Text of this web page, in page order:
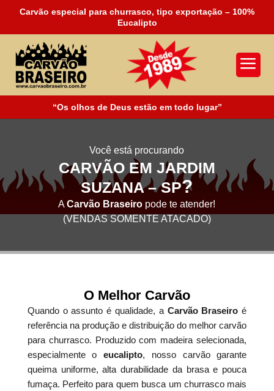
Carvão especial para churrasco, tipo exportação – 100%
Eucalipto
a
“Os olhos de Deus estão em todo lugar”
Você está procurando
CARVÃO EM JARDIM
SUZANA – SP?
ACarvão Braseiro pode te atender!
(VENDAS SOMENTE ATACADO)
O Melhor Carvão
Quando o assunto é qualidade, a Carvão Braseiro é
referência na produção e distribuição do melhor carvão
para churrasco. Produzido com madeira selecionada,
especialmente oeucalipto, nosso carvão garante
queima uniforme, alta durabilidade da brasa e pouca
fumaça. Perfeito para quem busca um churrasco mais